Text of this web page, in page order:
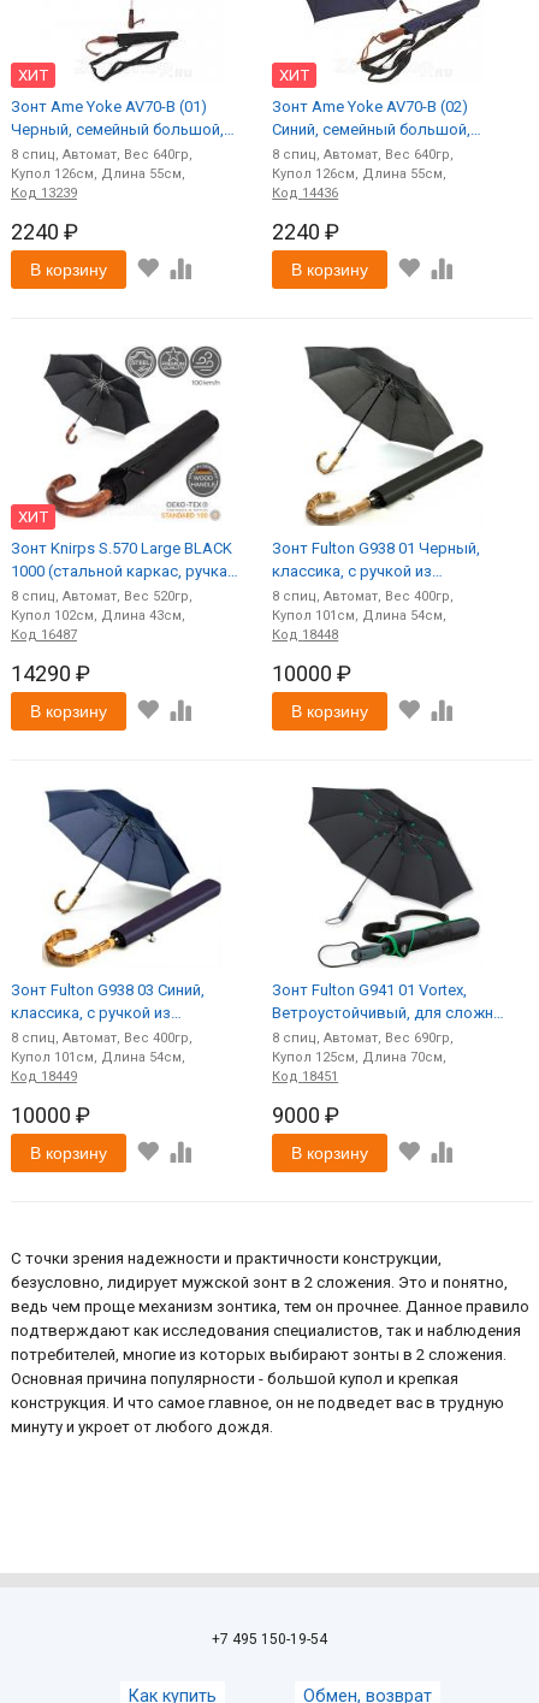
ХИТ
Зонт Ame Yoke AV70-B (01)
Черный, семейный большой,
чехол на лямке (M)
8спиц Автомат
640
126
55
Код 13239
2240 ₽
В корзину
ХИТ
Зонт Ame Yoke AV70-B (02)
Синий, семейный большой,
чехол на лямке (M)
8 спиц Автомат
640
126
55
Код 14436
2240 ₽
В корзину
ХИТ
Зонт Knirps S.570 Large BLACK
1000 (стальной каркас, ручка
дерево) (M)
8спиц Автомат
520
102
43
Код 16487
14290 ₽
В корзину
Зонт Fulton G938 01 Черный,
классика, с ручкой из
натурального бамбука (M)
8 спиц Автомат
400
101
54
Код 18448
10000 ₽
В корзину
Зонт Fulton G938 03 Синий,
классика, с ручкой из
натурального бамбука (M)
8спиц Автомат
400
101
54
Код 18449
10000 ₽
В корзину
Зонт Fulton G941 01 Vortex,
Ветроустойчивый, для сложных
погодных условий (M)
8 спиц Автомат
690
125
70
Код 18451
9000 ₽
В корзину
С точки зрения надежности и практичности конструкции,
безусловно, лидирует мужской зонт в 2 сложения. Это и понятно,
ведь чем проще механизм зонтика, тем он прочнее. Данное правило
подтверждают как исследования специалистов, так и наблюдения
потребителей, многие из которых выбирают зонты в 2 сложения.
Основная причина популярности - большой купол и крепкая
конструкция. И что самое главное, он не подведет вас в трудную
минуту и укроет от любого дождя.
+7 495 150-19-54
Как купить Обмен, возврат